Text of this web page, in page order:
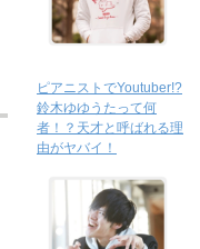
ピアニストでYoutuber!?
鈴木ゆゆうたって何
者！？天才と呼ばれる理
由がヤバイ！